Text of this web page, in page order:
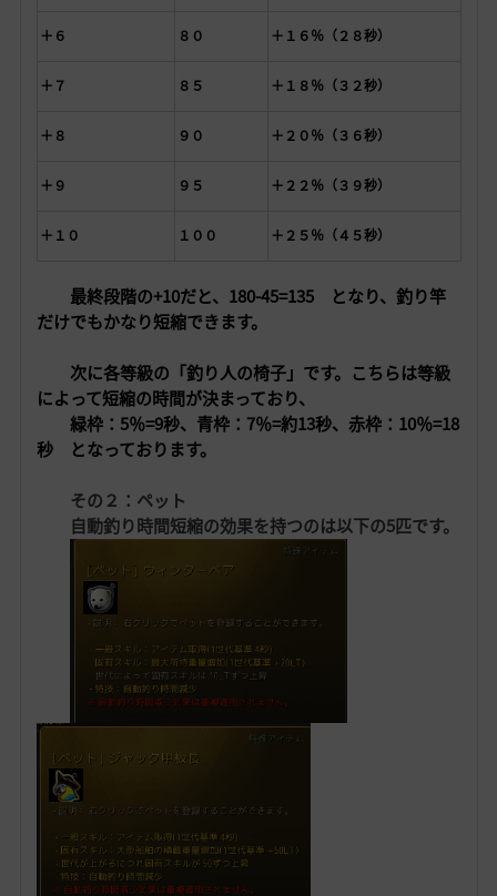
＋６ ８０ ＋１６％（２８秒）
＋７ ８５ ＋１８％（３２秒）
＋８ ９０ ＋２０％（３６秒）
＋９ ９５ ＋２２％（３９秒）
＋１０ １００ ＋２５％（４５秒）
最終段階の+10だと、180-45=135 となり、釣り竿
だけでもかなり短縮できます。
次に各等級の「釣り人の椅子」です。 こちらは等級
によって短縮の時間が決まっており、
緑枠：5％=9秒、青枠：7％=約13秒、赤枠：10％=18
秒
となっております。
その２：ペット
自動釣り時間短縮の効果を持つのは以下の5匹です。